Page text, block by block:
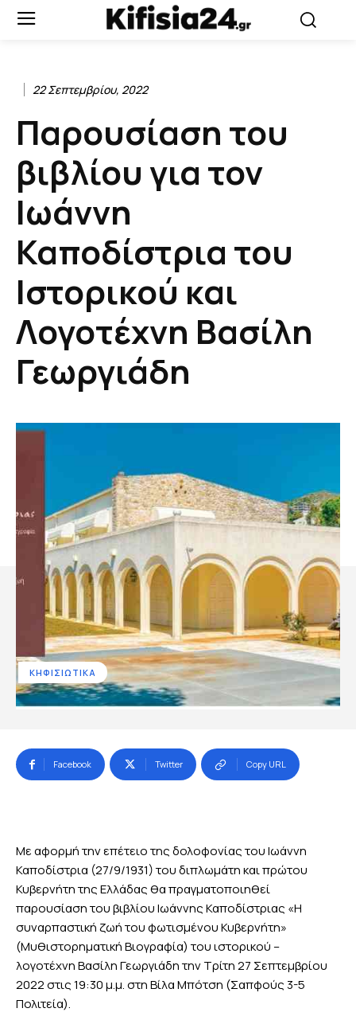
22 Σεπτεμβρίου, 2022
Παρουσίαση του
βιβλίου για τον
Ιωάννη
Καποδίστρια του
Ιστορικού και
Λογοτέχνη Βασίλη
Γεωργιάδη
ΚΗΦΙΣΙΩΤΙΚΑ
Facebook Twitter Copy URL
Με αφορμή την επέτειο της δολοφονίας του Ιωάννη
Καποδίστρια (27/9/1931) του διπλωμάτη και πρώτου
Κυβερνήτη της Ελλάδας θα πραγματοποιηθεί
παρουσίαση του βιβλίου Ιωάννης Καποδίστριας «Η
συναρπαστική ζωή του φωτισμένου Κυβερνήτη»
(Μυθιστορηματική Βιογραφία) του ιστορικού –
λογοτέχνη Βασίλη Γεωργιάδη την Τρίτη 27 Σεπτεμβρίου
2022 στις 19:30 μ.μ. στη Βίλα Μπότση (Σαπφούς 3-5
Πολιτεία).